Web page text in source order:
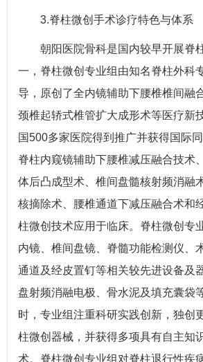
3.脊柱微创手术诊疗特色与体系
朝阳医院骨科是国内较早开展脊
一，脊柱微创专业组由知名脊柱外科
导，原创了全内镜辅助下腰椎椎间融
颈椎起轿式椎管扩大成形术等医疗新
国500多家医院得到推广并获得国际
脊柱内窥镜辅助下腰椎减压融合技术
体后凸成型术、椎间盘髓核射频消融
核摘除术、腰椎通道下减压融合术和
柱微创技术应用于临床。脊柱微创专
内镜、椎间盘镜、脊髓功能检测仪、
通道及经皮置钉等相关较先进设备及
盘射频消融电极、骨水泥及填充囊袋
时，专业组注重科研实践创新，独创
柱微创器械，并获得多项具有自主知
术。脊柱微创专业组对脊柱退行性疾